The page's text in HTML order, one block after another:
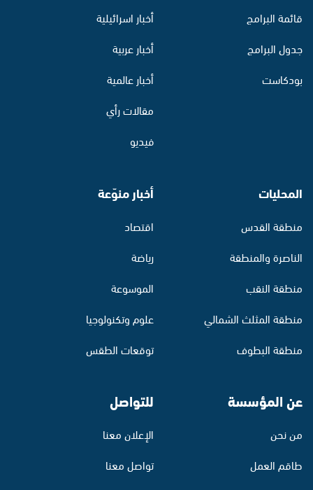
قائمة البرامج
جدول البرامج
بودكاست
أخبار اسرائيلية
أخبار عربية
أخبار عالمية
مقالات رأي
فيديو
المحليات
منطقة القدس
الناصرة والمنطقة
منطقة النقب
منطقة المثلث الشمالي
منطقة البطوف
أخبار منوّعة
اقتصاد
رياضة
الموسوعة
علوم وتكنولوجيا
توقعات الطقس
عن المؤسسة
من نحن
طاقم العمل
للتواصل
الإعلان معنا
تواصل معنا